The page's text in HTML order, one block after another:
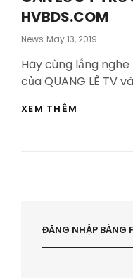
HVBDS.COM
News Posted
May 13, 2019
Hãy cùng lắng
của QUANG LÊ TV
XEM THÊM
TRƯỚC
KHI
LÀM
ĐĂNG NHẬP BẰNG